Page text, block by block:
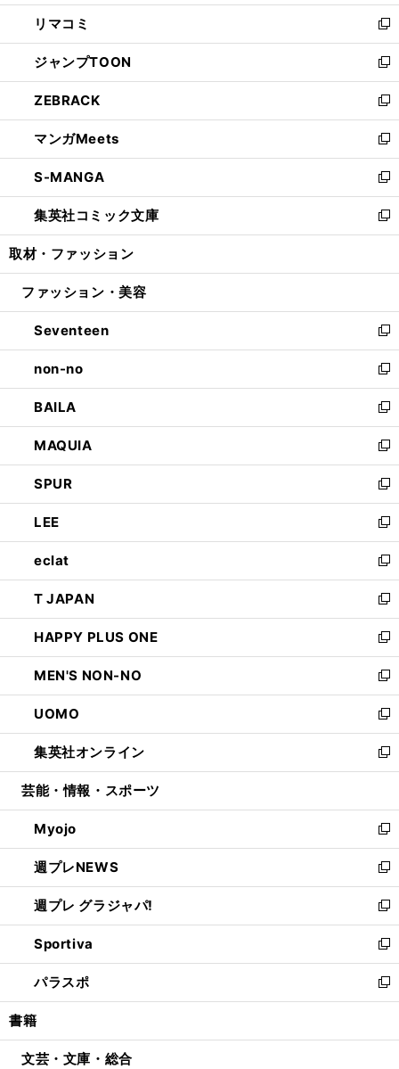
ウ
で
開
く
ン
ド
ウ
で
開
く
ウ
ィ
ン
ド
ウ
で
開
く
し
い
ウ
ィ
ン
ド
ウ
で
開
く
リマコミ
新
し
い
ウ
ィ
ン
ド
ウ
で
開
く
ジャンプTOON
新
し
い
ウ
ィ
ン
ド
ウ
で
開
ZEBRACK
新
し
い
ウ
ィ
ン
ド
ウ
開
マンガMeets
新
し
い
ウ
ィ
ン
ウ
開
く
S-MANGA
新
し
い
ウ
ン
ウ
で
開
く
集英社コミック文庫
新
し
ウ
ン
ド
ウ
で
開
く
取材・ファッション
ファッション・美容
Seventeen
新
し
い
ウ
ィ
ン
ド
ウ
で
開
く
non-no
新
し
い
ウ
ィ
ン
ド
ウ
で
開
く
BAILA
新
し
い
ウ
ィ
ン
ド
ウ
で
開
く
MAQUIA
新
し
い
ウ
ィ
ン
ド
ウ
で
開
く
SPUR
新
し
い
ウ
ィ
ン
ド
ウ
で
開
く
LEE
新
し
い
ウ
ィ
ン
ド
ウ
で
開
く
eclat
新
し
い
ウ
ィ
ン
ド
ウ
で
開
く
T JAPAN
新
し
い
ウ
ィ
ン
ド
ウ
で
開
HAPPY PLUS ONE
新
し
い
ウ
ィ
ン
ド
ウ
開
く
MEN'S NON-NO
新
し
い
ウ
ィ
ン
ウ
で
開
く
UOMO
新
し
い
ウ
ン
ド
ウ
で
開
く
集英社オンライン
新
し
ウ
ィ
ン
ド
ウ
で
開
く
芸能・情報・スポーツ
Myojo
新
し
い
ウ
ィ
ン
ド
ウ
で
開
週プレNEWS
新
し
い
ウ
ィ
ン
ド
ウ
開
週プレ グラジャパ!
新
し
い
ウ
ィ
ン
ウ
Sportiva
新
し
い
ウ
ン
パラスポ
新
し
ウ
書籍
文芸・文庫・総合